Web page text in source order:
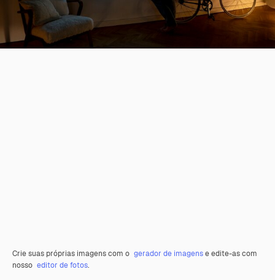
Crie suas próprias imagens com o gerador de imagense edite-as com
nosso editor de fotos.